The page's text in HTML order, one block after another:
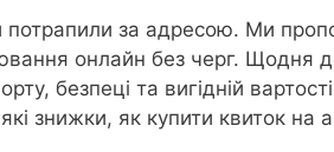
потрапили за адресою. Ми
онлайн без черг. Щодня
безпеці та вигідній
знижки, як купити квиток на